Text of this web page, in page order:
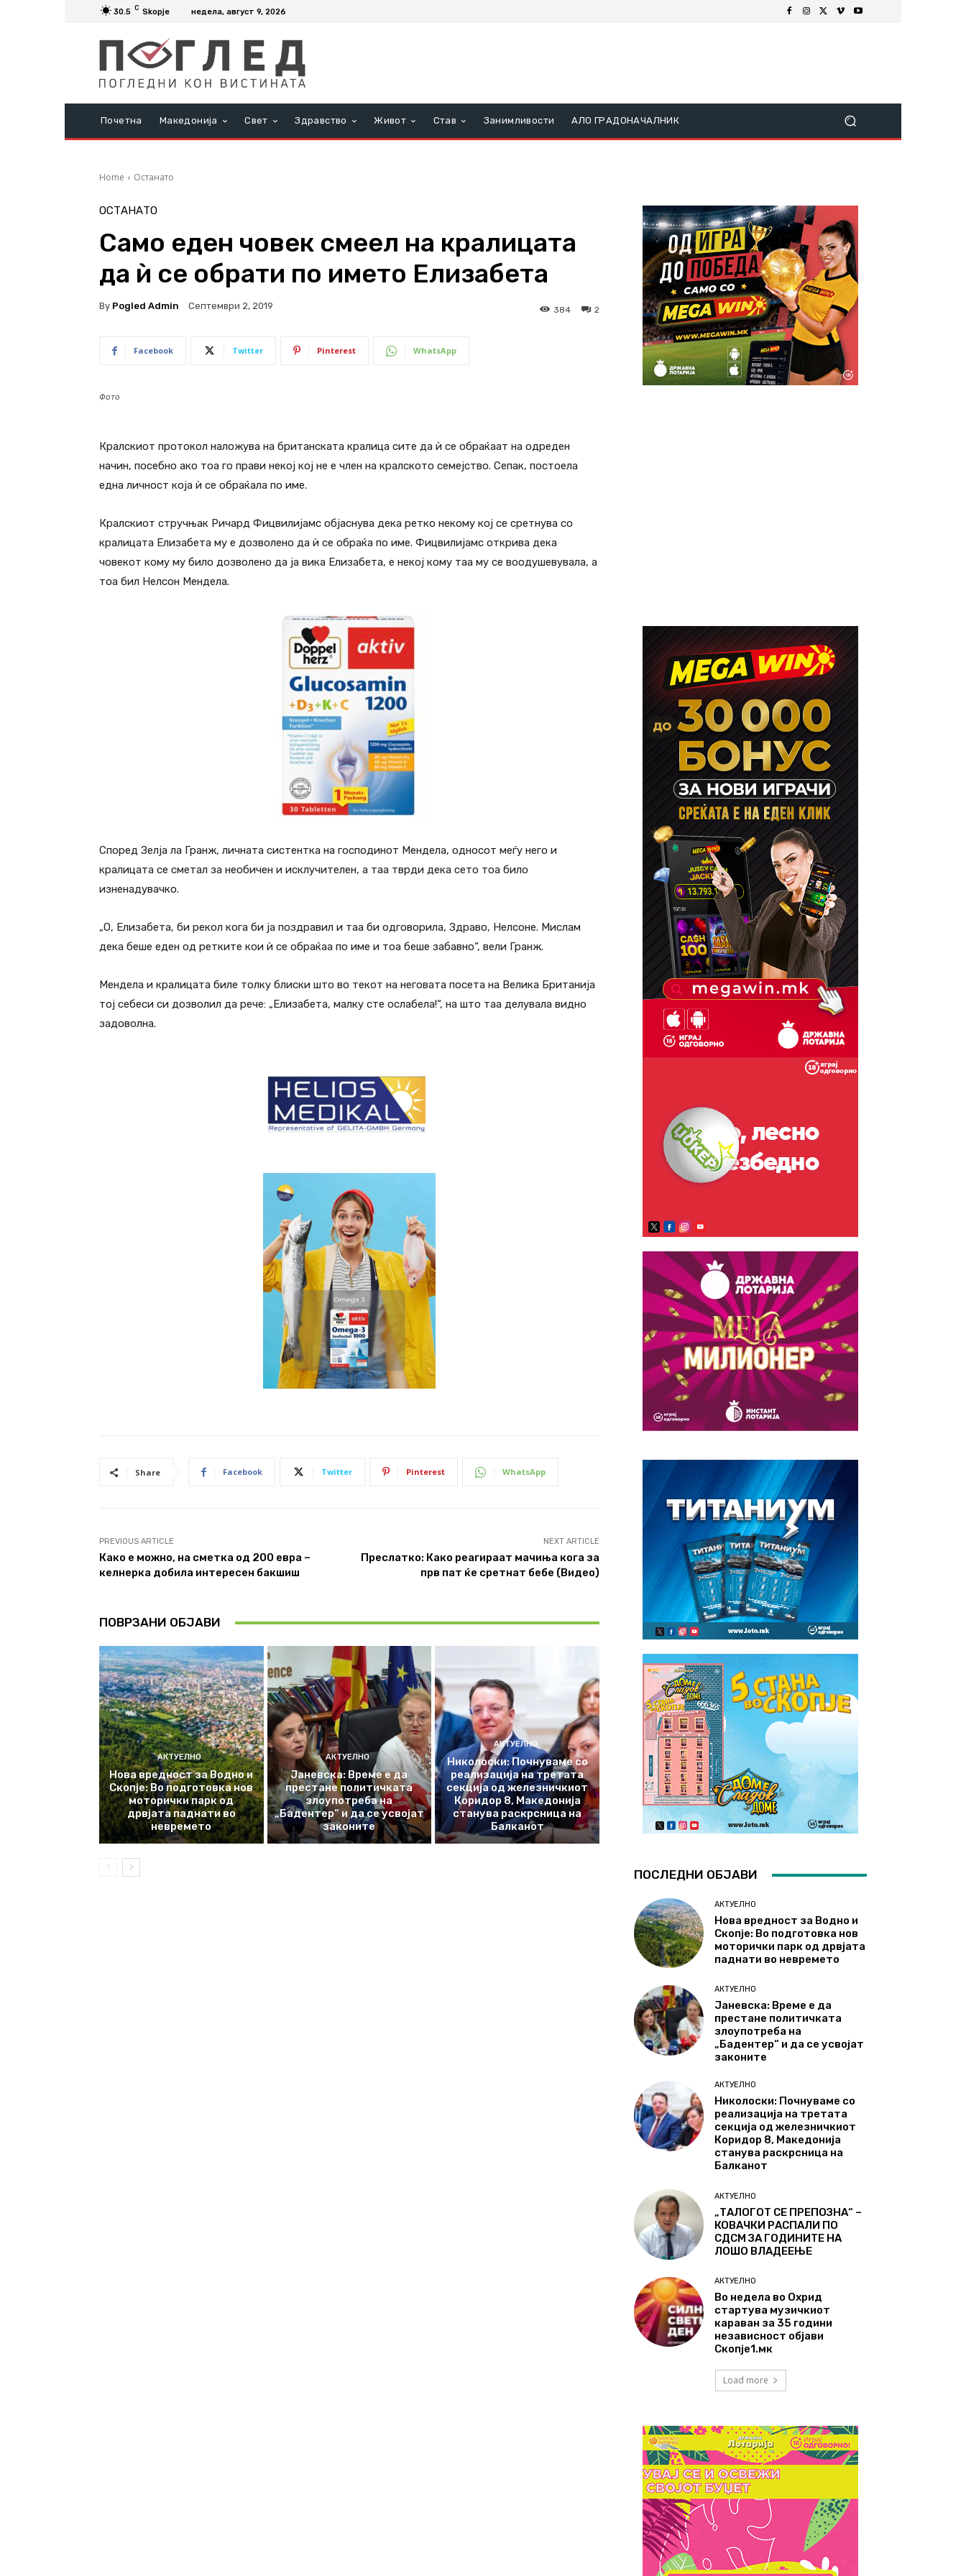
30.5 C Skopje недела, август 9, 2026
Почетна Македонија Свет Здравство Живот Став Занимливости АЛО ГРАДОНАЧАЛНИК
Home Останато
ОСТАНАТО
Само еден човек смеел на кралицата
да ѝ се обрати по името Елизабета
By Pogled Admin Септември 2, 2019 2
384
Facebook Twitter Pinterest WhatsApp
Фото
Кралскиот протокол наложува на британската кралица сите да ѝ се обраќаат на одреден
начин, посебно ако тоа го прави некој кој не е член на кралското семејство. Сепак, постоела
една личност која ѝ се обраќала по име.
Кралскиот стручњак Ричард Фицвилијамс објаснува дека ретко некому кој се сретнува со
кралицата Елизабета му е дозволено да ѝ се обраќа по име. Фицвилијамс открива дека
човекот кому му било дозволено да ја вика Елизабета, е некој кому таа му се воодушевувала, а
тоа бил Нелсон Мендела.
Според Зелја ла Гранж, личната систентка на господинот Мендела, односот меѓу него и
кралицата се сметал за необичен и исклучителен, а таа тврди дека сето тоа било
изненадувачко.
„О, Елизабета, би рекол кога би ја поздравил и таа би одговорила, Здраво, Нелсоне. Мислам
дека беше еден од ретките кои ѝ се обраќаа по име и тоа беше забавно“, вели Гранж.
Мендела и кралицата биле толку блиски што во текот на неговата посета на Велика Британија
тој себеси си дозволил да рече: „Елизабета, малку сте ослабела!“, на што таа делувала видно
задоволна.
Share Facebook Twitter Pinterest WhatsApp
PREVIOUS ARTICLE
Како е можно, на сметка од 200 евра –
келнерка добила интересен бакшиш
NEXT ARTICLE
Преслатко: Како реагираат мачиња кога за
прв пат ќе сретнат бебе (Видео)
ПОВРЗАНИ ОБЈАВИ
АКТУЕЛНО
Нова вредност за Водно и
Скопје: Во подготовка нов
моторички парк од
дрвјата паднати во
невремето
АКТУЕЛНО
Јаневска: Време е да
престане политичката
злоупотреба на
„Бадентер“ и да се усвојат
законите
АКТУЕЛНО
Николоски: Почнуваме со
реализација на третата
секција од железничкиот
Коридор 8, Македонија
станува раскрсница на
Балканот
ПОСЛЕДНИ ОБЈАВИ
АКТУЕЛНО
Нова вредност за Водно и
Скопје: Во подготовка нов
моторички парк од дрвјата
паднати во невремето
АКТУЕЛНО
Јаневска: Време е да
престане политичката
злоупотреба на
„Бадентер“ и да се усвојат
законите
АКТУЕЛНО
Николоски: Почнуваме со
реализација на третата
секција од железничкиот
Коридор 8, Македонија
станува раскрсница на
Балканот
АКТУЕЛНО
„ТАЛОГОТ СЕ ПРЕПОЗНА“ –
КОВАЧКИ РАСПАЛИ ПО
СДСМ ЗА ГОДИНИТЕ НА
ЛОШО ВЛАДЕЕЊЕ
АКТУЕЛНО
Во недела во Охрид
стартува музичкиот
караван за 35 години
независност објави
Скопје1.мк
Load more